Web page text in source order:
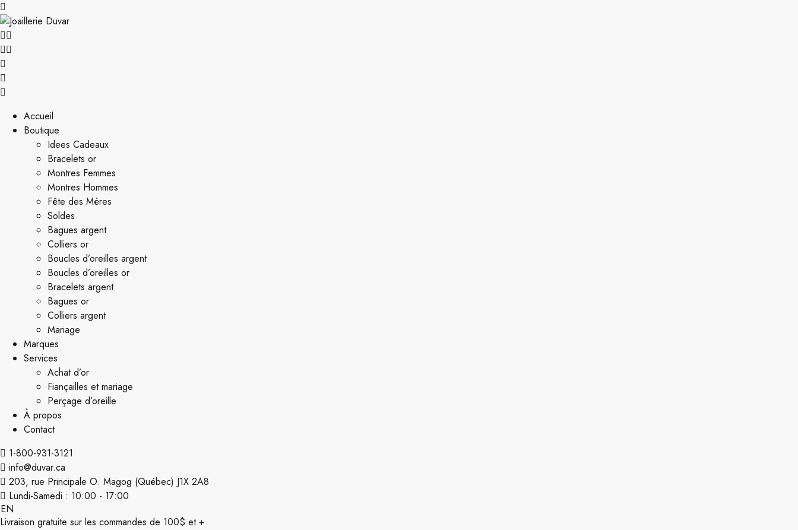
Accueil
Boutique
Idees Cadeaux
Bracelets or
Montres Femmes
Montres Hommes
Fête des Mères
Soldes
Bagues argent
Colliers or
Boucles d’oreilles argent
Boucles d’oreilles or
Bracelets argent
Bagues or
Colliers argent
Mariage
Marques
Services
Achat d’or
Fiançailles et mariage
Perçage d’oreille
À propos
Contact
1-800-931-3121
info@duvar.ca
203, rue Principale O. Magog (Québec) J1X 2A8
Lundi-Samedi : 10:00 - 17:00
EN
Livraison gratuite sur les commandes de 100$ et +